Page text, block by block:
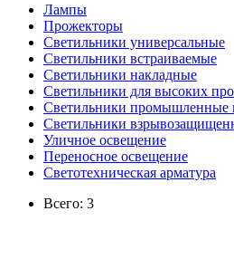
Лампы
Прожекторы
Светильники универсальные
Светильники встраиваемые
Светильники накладные
Светильники для высоких
Светильники промышленные
Светильники
Уличное освещение
Переносное освещение
Светотехническая арматура
Всего: 3